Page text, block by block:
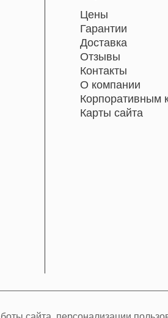
Цены
Гарантии
Доставка
Отзывы
Контакты
О компании
Корпоративным
Карты сайта